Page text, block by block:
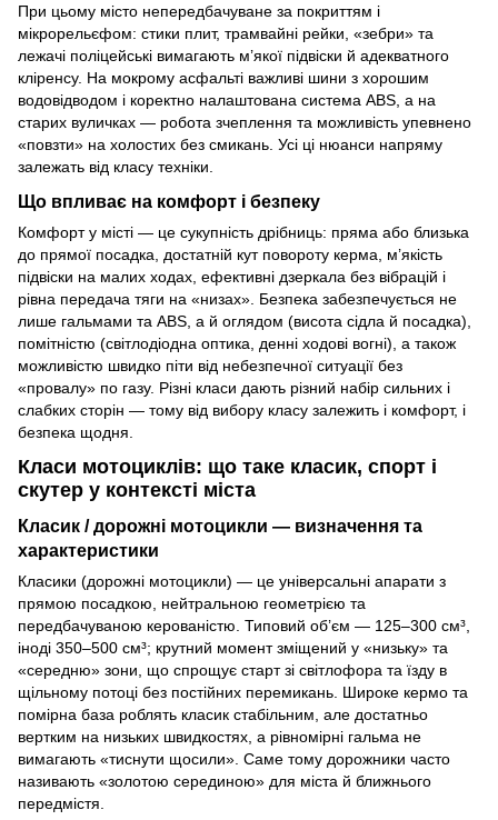
При цьому місто непередбачуване за покриттям і
мікрорельєфом: стики плит, трамвайні рейки, «зебри» та
лежачі поліцейські вимагають м’якої підвіски й адекватного
кліренсу. На мокрому асфальті важливі шини з хорошим
водовідводом і коректно налаштована система ABS, а на
старих вуличках — робота зчеплення та можливість упевнено
«повзти» на холостих без смикань. Усі ці нюанси напряму
залежать від класу техніки.
Що впливає на комфорт і безпеку
Комфорт у місті — це сукупність дрібниць: пряма або близька
до прямої посадка, достатній кут повороту керма, м’якість
підвіски на малих ходах, ефективні дзеркала без вібрацій і
рівна передача тяги на «низах». Безпека забезпечується не
лише гальмами та ABS, а й оглядом (висота сідла й посадка),
помітністю (світлодіодна оптика, денні ходові вогні), а також
можливістю швидко піти від небезпечної ситуації без
«провалу» по газу. Різні класи дають різний набір сильних і
слабких сторін — тому від вибору класу залежить і комфорт, і
безпека щодня.
Класи мотоциклів: що таке класик, спорт і
скутер у контексті міста
Класик / дорожні мотоцикли — визначення та
характеристики
Класики (дорожні мотоцикли) — це універсальні апарати з
прямою посадкою, нейтральною геометрією та
передбачуваною керованістю. Типовий об’єм — 125–300 см³,
іноді 350–500 см³; крутний момент зміщений у «низьку» та
«середню» зони, що спрощує старт зі світлофора та їзду в
щільному потоці без постійних перемикань. Широке кермо та
помірна база роблять класик стабільним, але достатньо
вертким на низьких швидкостях, а рівномірні гальма не
вимагають «тиснути щосили». Саме тому дорожники часто
називають «золотою серединою» для міста й ближнього
передмістя.